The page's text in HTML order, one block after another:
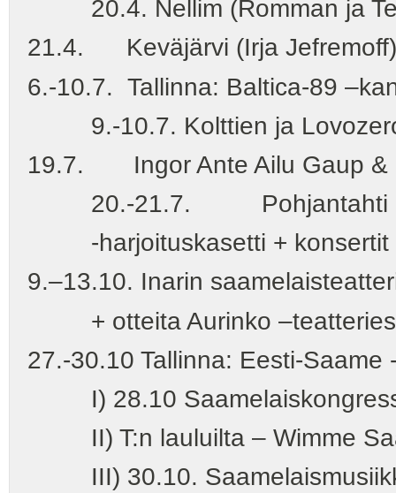
20.4. Nellim (Romman ja
21.4. Keväjärvi (Irja Jefremoff)
6.-10.7. Tallinna: Baltica-89
9.-10.7. Kolttien ja
19.7. Ingor Ante Ailu Gaup &
20.-21.7. Pohjantahti
-harjoituskasetti + konsertit
9.–13.10. Inarin
+ otteita Aurinko
27.-30.10 Tallinna: Eesti-
I) 28.10 Saamelaiskongressi
II) T:n lauluilta – Wimme
III) 30.10.